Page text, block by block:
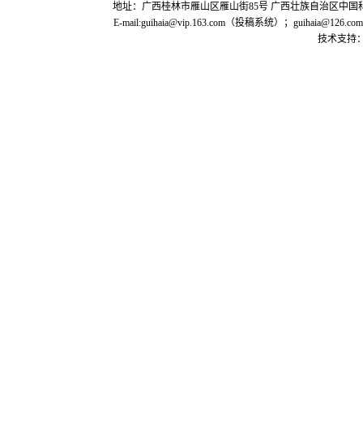
地址：广西桂林市雁山区雁山街85号 广西壮族自治区中
E-mail:guihaia@vip.163.com（投稿系统）；
技术支持